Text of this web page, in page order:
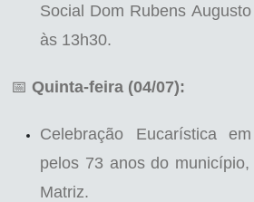
Social Dom Rubens
às 13h30.
📅 Quinta-feira (04/07):
Celebração Eucarística
pelos 73 anos do
Matriz.